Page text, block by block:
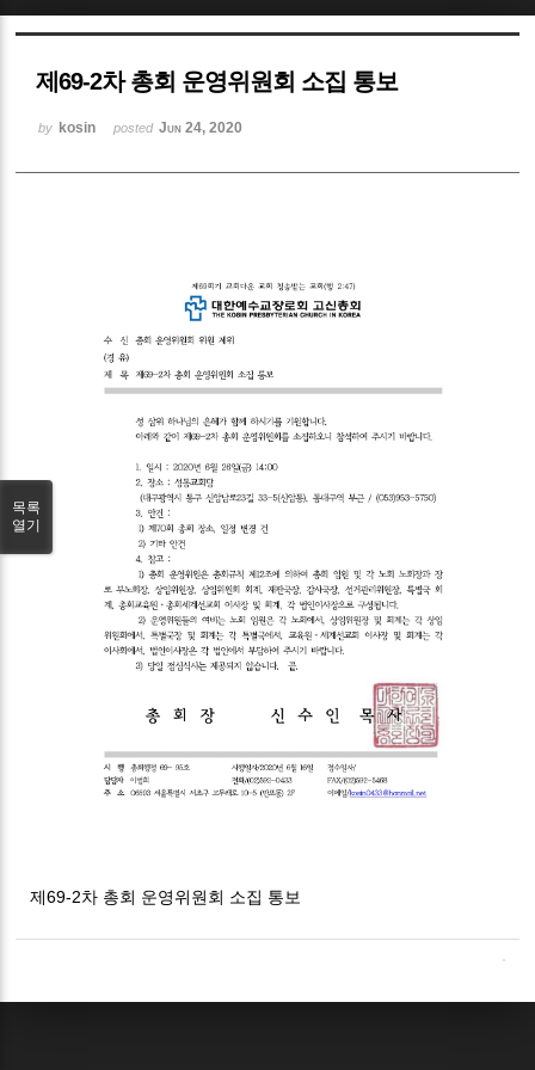
제69-2차 총회 운영위원회 소집 통보
by kosin posted Jun 24, 2020
제69-2차 총회 운영위원회 소집 통보
목록
열기
Sketchbook5, 스케치북5
Sketchbook5, 스케치북5